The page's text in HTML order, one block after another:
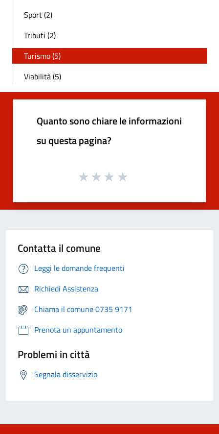
Sport (2)
Tributi (2)
Turismo (5)
Viabilità (5)
Quanto sono chiare le informazioni
su questa pagina?
Contatta il comune
Leggi le domande frequenti
Richiedi Assistenza
Chiama il comune 0735 9171
Prenota un appuntamento
Problemi in città
Segnala disservizio